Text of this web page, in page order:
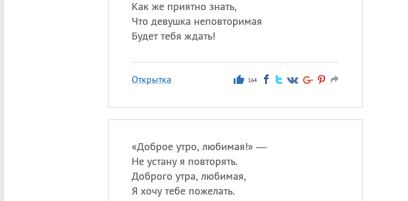
Как же приятно знать,
Что девушка неповторимая
Будет тебя ждать!
Открытка 164
«Доброе утро, любимая!» —
Не устану я повторять.
Доброго утра, любимая,
Я хочу тебе пожелать.